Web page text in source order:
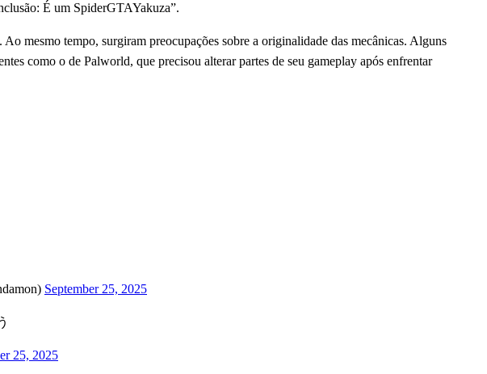
É um SpiderGTAYakuza”.
mesmo tempo, surgiram preocupações sobre a originalidade das mecânicas. Alguns
como o de Palworld, que precisou alterar partes de seu gameplay após enfrentar
September 25, 2025
25, 2025